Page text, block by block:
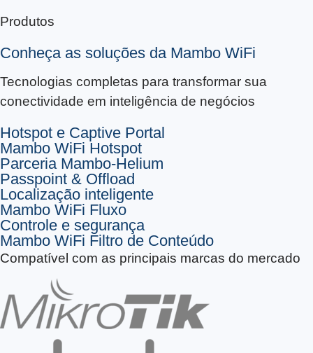
Produtos
Conheça as soluções da Mambo WiFi
Tecnologias completas para transformar sua
conectividade em inteligência de negócios
Hotspot e Captive Portal
Mambo WiFi Hotspot
Parceria Mambo-Helium
Passpoint & Offload
Localização inteligente
Mambo WiFi Fluxo
Controle e segurança
Mambo WiFi Filtro de Conteúdo
Compatível com as principais marcas do mercado